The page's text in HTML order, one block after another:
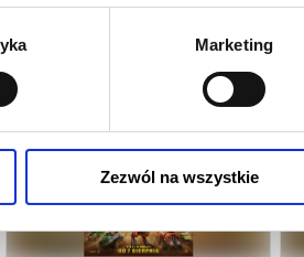
Marketing
Zezwól na wszystkie